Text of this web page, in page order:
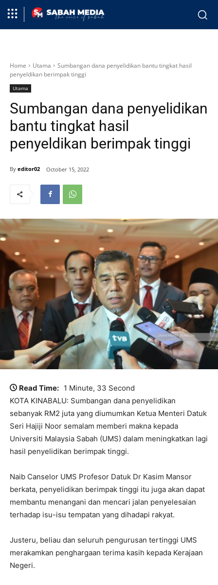
Home Utama
Sumbangan dana penyelidikan bantu tingkat hasil
penyeldikan berimpak tinggi
Utama
Sumbangan dana penyelidikan
bantu tingkat hasil
penyeldikan berimpak tinggi
By editor02 October 15, 2022
Read Time: 1 Minute, 33 Second
KOTA KINABALU: Sumbangan dana penyelidikan
sebanyak RM2 juta yang diumumkan Ketua Menteri Datuk
Seri Hajiji Noor semalam memberi makna kepada
Universiti Malaysia Sabah (UMS) dalam meningkatkan lagi
hasil penyelidikan berimpak tinggi.
Naib Canselor UMS Profesor Datuk Dr Kasim Mansor
berkata, penyelidikan berimpak tinggi itu juga akan dapat
membantu menangani dan mencari jalan penyelesaian
terhadap isu-isu tempatan yang dihadapi rakyat.
Justeru, beliau dan seluruh pengurusan tertinggi UMS
merakamkan penghargaan terima kasih kepada Kerajaan
Negeri.